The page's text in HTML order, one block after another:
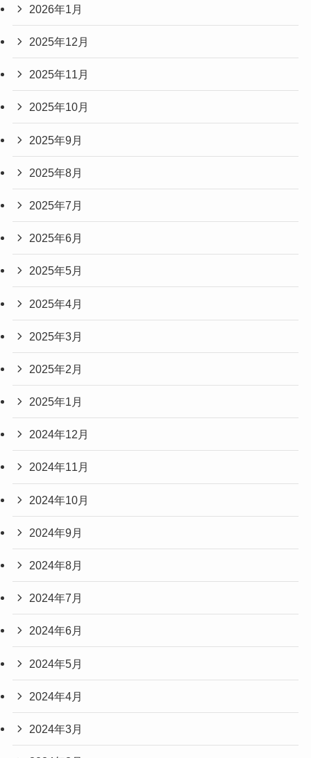
2026年1月
2025年12月
2025年11月
2025年10月
2025年9月
2025年8月
2025年7月
2025年6月
2025年5月
2025年4月
2025年3月
2025年2月
2025年1月
2024年12月
2024年11月
2024年10月
2024年9月
2024年8月
2024年7月
2024年6月
2024年5月
2024年4月
2024年3月